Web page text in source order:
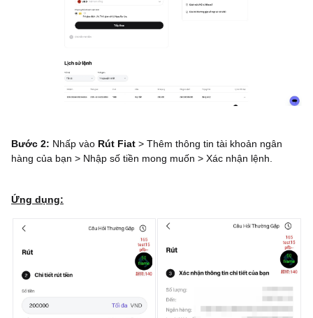
Bước 2: Nhấp vào Rút Fiat > Thêm thông tin tài khoản ngân
hàng của bạn > Nhập số tiền mong muốn > Xác nhận lệnh.
Ứng dụng: